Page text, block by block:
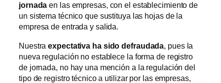
jornada en las empresas, con el establecimiento de
un sistema técnico que sustituya las hojas de la
empresa de entrada y salida.
Nuestraexpectativa ha sido defraudada , pues la
nueva regulación no establece la forma de registro
de jornada, no hay una mención a la regulación del
tipo de registro técnico a utilizar por las empresas,